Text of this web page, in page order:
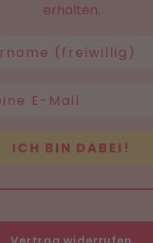
erhalten.
ICH BIN DABEI!